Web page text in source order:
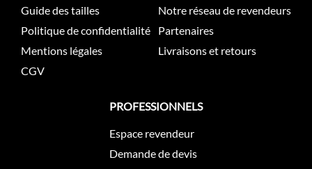
Guide des tailles
Politique de confidentialité
Mentions légales
CGV
Notre réseau de revendeurs
Partenaires
Livraisons et retours
PROFESSIONNELS
Espace revendeur
Demande de devis